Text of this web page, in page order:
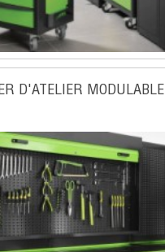
D'ATELIER MODULABLE